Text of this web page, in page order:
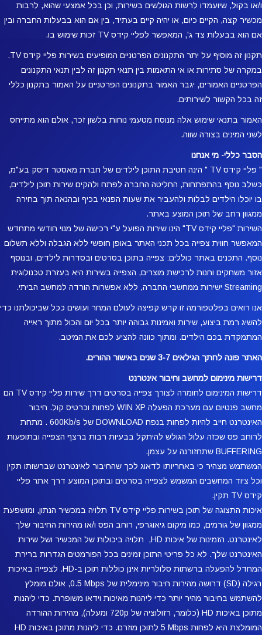
ו/או בקול, שיועמדו לרשות הגולשים בשירות, וכן בכל אמצעי שהוא, לרבות
מכשיר קצה, הקיים כיום, או יהיה קיים בעתיד, בין אם הוא בבעלות החברה ובין
אם הוא בבעלות צד ג', המאפשר לפליי קידס TV זכות שימוש בו.
תקנון זה מוסיף על יתר התקנונים הפרטניים המופיעים בשירות פליי קידס TV.
במקרה של סתירות או אי התאמות בין תנאי תקנון זה לבין תנאי התקנונים
הפרטניים האמורים, יגבר האמור בתקנונים הפרטניים על האמור בתקנון כללי
זה בכל הקשור לשירותים.
האמור בתנאי שימוש אלה מנוסח מטעמי נוחות בלשון זכר, אולם הוא מתייחס
לשני המינים בצורה שווה.
הסבר כללי- מי אנחנו
" פליי קידס TV " הינה חטיבת התוכן לילדים של חברת מאסטר דיסק בע"מ,
כשלב נוסף בהתפתחות, החליטה החברה לפתח ולהקים שירות תוכן לילדים,
בו יוכלו הילדים לבלות ולהעביר את שעות הפנאי בכיף ובהנאה תוך בחירה
ממגוון רחב של תוכן המוצע באתר.
השירות "פליי קידס TV" הינו שירות הפועל ע"י רכישה של מנוי חודשי מתחדש
המאפשר חווית צפייה בכל תכני האתר באופן חופשי ללא הגבלה וללא תשלום
נוסף. התכנים באתר כוללים: צפייה בתוכן בסרטים ובסדרות לילדים, ובנוסף
אזור משחקים וחנות לרכישת מוצרים, הצפייה בשירות היא בעזרת טכנולוגית
Streaming ישירות ממחשבי החברה, ללא אפשרות הורדה למחשב הביתי.
אנו רואים בפלטפורמה זו קרש קפיצה לעולם המחר ועושים ככל שביכולתנו כדי
להשיג רמת ביצוע, שירות ואמינות גבוהה יותר בכל יום והכול מתוך ראייה
המתמקדת בכם הילדים. ומתוך כוונה להציע לכם את המיטב.
האתר פונה לחתך הגילאים 3-7 שנים באישור ההורים.
דרישות מינימום למחשב וחיבור אינטרנט
דרישות המינימום לחומרה לצורך צפייה בסרטים דרך שירות פליי קידס TV הם
מחשב פנטיום עם מערכת הפעלה WIN XP לפחות וכרטיס קול. חיבור
האינטרנט חייב להיות לפחות בנפח DOWNLOAD של 600Kb/s . מתחת
לרוחב פס שכזה עלול הגולש להיתקל בבעיות רבות ברצף הצפייה ובתופעות
BUFFERING שתחזורנה על עצמן.
המשתמש מצהיר כי באחריותו לדאוג לכך שהחיבור לאינטרנט שברשותו תקין
וכל ציוד המחשבים המשמש לצפייה בסרטים ובתוכן המוצע דרך אתר פליי
קידס TV תקין.
איכות התצוגה של תוכן בשירות פליי קידס TV תלויה במכשיר הנתון, ומושפעת
ממגוון של גורמים, כמו מיקום גיאוגרפי, רוחב הפס ו/או מהירות החיבור שלך
לאינטרנט. הזמינות של איכות HD, ‏‏ תלויה ביכולות של המכשיר ושל שירות
האינטרנט שלך. לא כל פריטי התוכן זמינים בכל הפורמטים הגדרות ברירת
המחדל להפעלה ברשתות סלולריות אינן כוללות תוכן ב-HD. לצפייה באיכות
רגילה (SD) דרושה מהירות חיבור מינימלית של 0.5‎ Mbps,‏ אולם מומלץ
להשתמש בחיבור מהיר יותר כדי ליהנות מאיכות וידאו משופרת. כדי ליהנות
מתוכן באיכות HD (כלומר, רזולוציה של 720p ומעלה), מהירות ההורדה
המומלצת היא לפחות 5‎ Mbps לתוכן מוזרם. כדי ליהנות מתוכן באיכות HD